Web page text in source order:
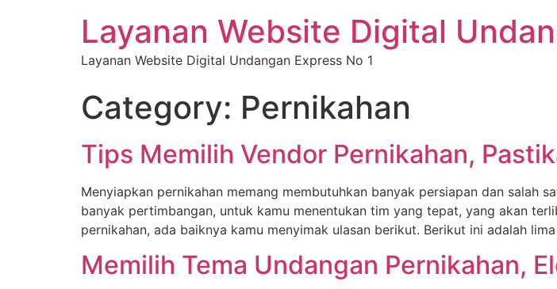
Layanan Website Digital
Layanan Website Digital Undangan Express No 1
Category: Pernikahan
Tips Memilih Vendor Pernikahan,
Menyiapkan pernikahan memang membutuhkan banyak persiapan dan salah
banyak pertimbangan, untuk kamu menentukan tim yang tepat, yang akan
pernikahan, ada baiknya kamu menyimak ulasan berikut. Berikut ini adalah
Memilih Tema Undangan Pernikahan,